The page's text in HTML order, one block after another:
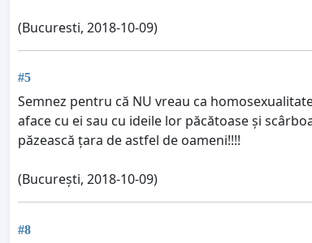
(Bucuresti, 2018-10-09)
#5
Semnez pentru că NU vreau ca
aface cu ei sau cu ideile lor păcătoase și
păzească țara de astfel de oameni!!!!
(București, 2018-10-09)
#8